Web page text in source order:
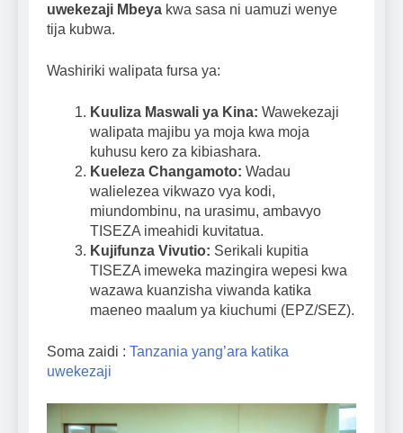
uwekezaji Mbeya kwa sasa ni uamuzi wenye
tija kubwa.
Washiriki walipata fursa ya:
Kuuliza Maswali ya Kina: Wawekezaji
walipata majibu ya moja kwa moja
kuhusu kero za kibiashara.
Kueleza Changamoto: Wadau
walielezea vikwazo vya kodi,
miundombinu, na urasimu, ambavyo
TISEZA imeahidi kuvitatua.
Kujifunza Vivutio: Serikali kupitia
TISEZA imeweka mazingira wepesi kwa
wazawa kuanzisha viwanda katika
maeneo maalum ya kiuchumi (EPZ/SEZ).
Soma zaidi : Tanzania yang’ara katika
uwekezaji